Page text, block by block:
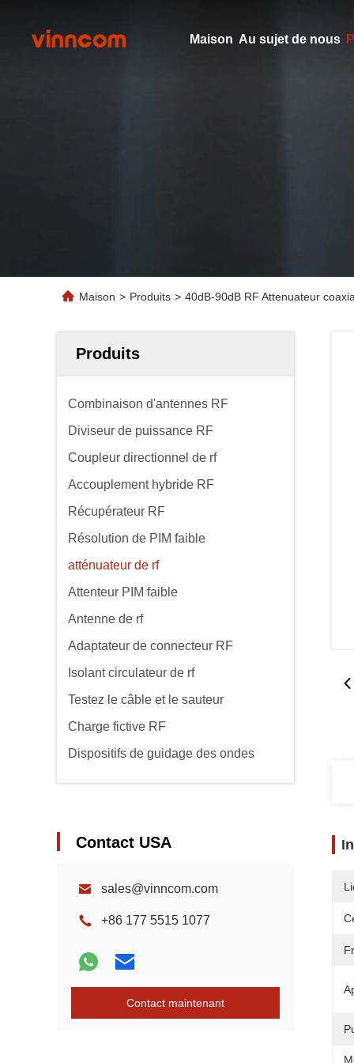
Maison Au sujet de nous
Maison > Produits > 40dB-90dB RF Attenuateur
Produits
Combinaison d'antennes RF
Diviseur de puissance RF
Coupleur directionnel de rf
Accouplement hybride RF
Récupérateur RF
Résolution de PIM faible
atténuateur de rf
Attenteur PIM faible
Antenne de rf
Adaptateur de connecteur RF
Isolant circulateur de rf
Testez le câble et le sauteur
Charge fictive RF
Dispositifs de guidage des ondes
Contact USA
sales@vinncom.com
+86 177 5515 1077
Contact maintenant